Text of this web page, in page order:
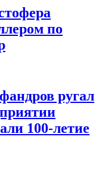
по
ругал
100-летие